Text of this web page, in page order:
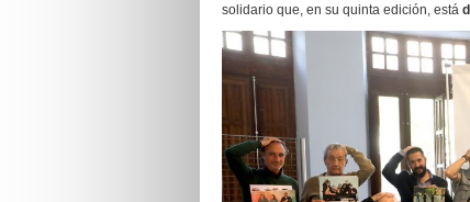
solidario que, en su quinta edición, está